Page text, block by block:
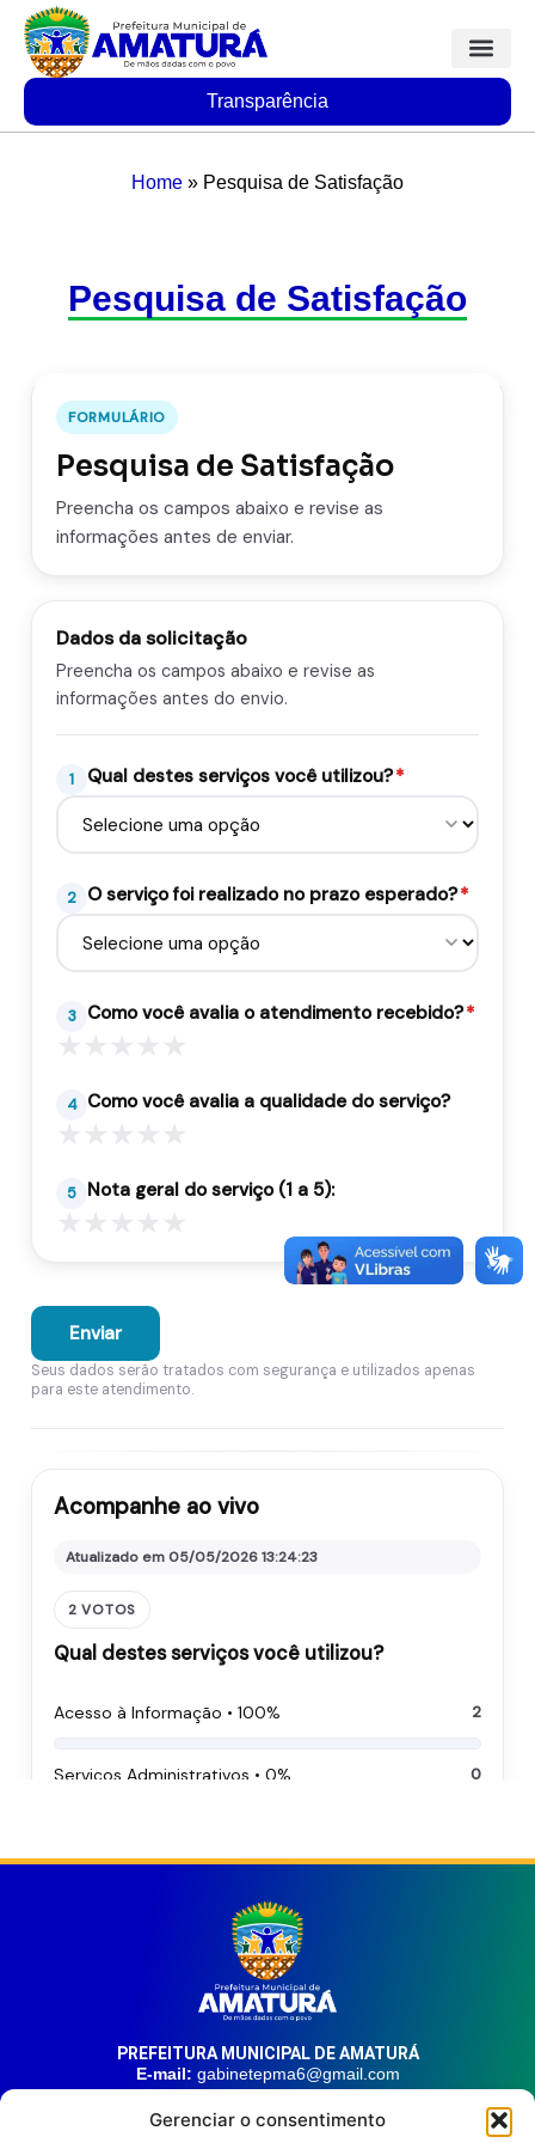
Gerenciar o consentimento
Transparência
Home » Pesquisa de Satisfação
Pesquisa de Satisfação
PREFEITURA MUNICIPAL DE AMATURÁ
E-mail: gabinetepma6@gmail.com
Av. 21 de Junho, n° 1746, Centro | Amaturá – AM